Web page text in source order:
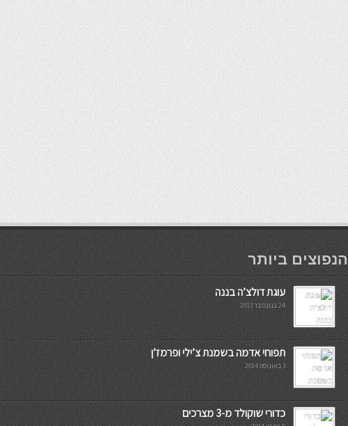
мостбет кг
הנפוצים ביותר
עוגת דולצ’ה בננה
24 בנובמבר 2013
תפוחי אדמה בשמנת צ’ילי ופרמז’ן
3 באוגוסט 2014
כדורי שוקולד מ-3 מצרכים